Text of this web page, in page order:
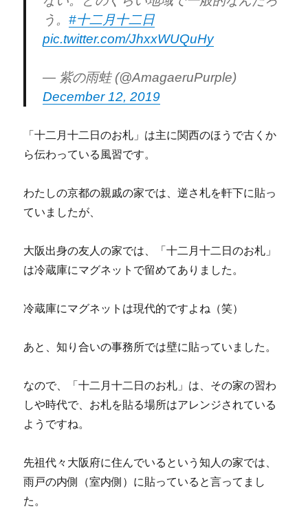
う。#十二月十二日
pic.twitter.com/JhxxWUQuHy
— 紫の雨蛙 (@AmagaeruPurple)
December 12, 2019
「十二月十二日のお札」は主に関西のほうで古くか
ら伝わっている風習です。
わたしの京都の親戚の家では、逆さ札を軒下に貼っ
ていましたが、
大阪出身の友人の家では、「十二月十二日のお札」
は冷蔵庫にマグネットで留めてありました。
冷蔵庫にマグネットは現代的ですよね（笑）
あと、知り合いの事務所では壁に貼っていました。
なので、「十二月十二日のお札」は、その家の習わ
しや時代で、お札を貼る場所はアレンジされている
ようですね。
先祖代々大阪府に住んでいるという知人の家では、
雨戸の内側（室内側）に貼っていると言ってまし
た。